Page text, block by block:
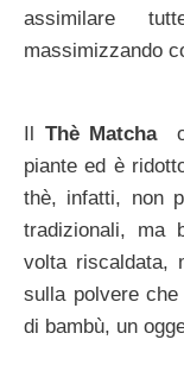
assimilare
massimizzando
Thè Matcha
piante ed è
thè, infatti, non
tradizionali, ma
volta riscaldata,
sulla polvere
di bambù, un